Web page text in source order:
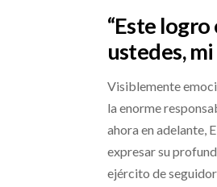
“Este logro
ustedes,
Visiblemente
la enorme
ahora en adelante,
expresar su
ejército de